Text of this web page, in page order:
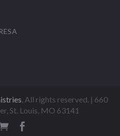
, All rights reserved. | 660
St. Louis, MO 63141
 